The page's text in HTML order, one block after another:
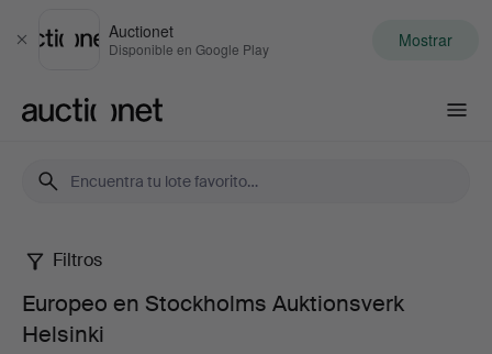
Cerrar
Auctionet
Disponible en Google Play Mostrar
Europeo
en
Filtros
Europeo en Stockholms Auktionsverk
Helsinki